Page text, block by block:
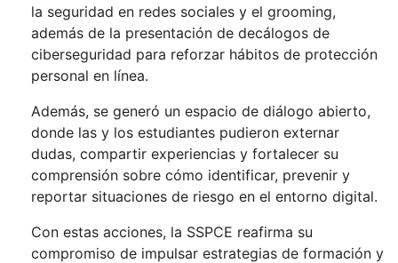
la seguridad en redes sociales y el grooming,
además de la presentación de decálogos de
ciberseguridad para reforzar hábitos de protección
personal en línea.
Además, se generó un espacio de diálogo abierto,
donde las y los estudiantes pudieron externar
dudas, compartir experiencias y fortalecer su
comprensión sobre cómo identificar, prevenir y
reportar situaciones de riesgo en el entorno digital.
Con estas acciones, la SSPCE reafirma su
compromiso de impulsar estrategias de formación y